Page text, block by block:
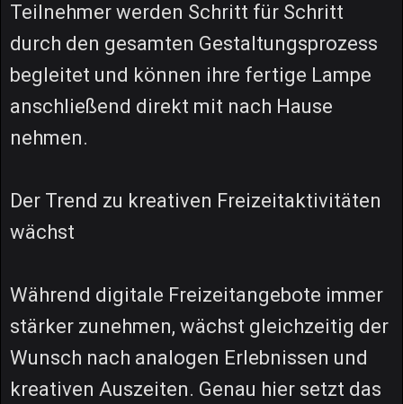
Teilnehmer werden Schritt für Schritt
durch den gesamten Gestaltungsprozess
begleitet und können ihre fertige Lampe
anschließend direkt mit nach Hause
nehmen.
Der Trend zu kreativen Freizeitaktivitäten
wächst
Während digitale Freizeitangebote immer
stärker zunehmen, wächst gleichzeitig der
Wunsch nach analogen Erlebnissen und
kreativen Auszeiten. Genau hier setzt das